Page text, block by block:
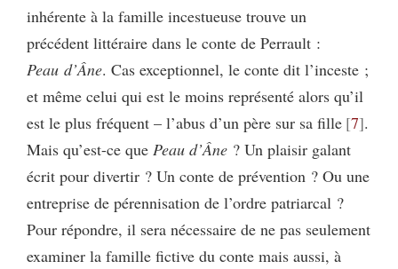
inhérente à la famille incestueuse trouve un
précédent littéraire dans le conte de Perrault :
Peau d’Âne. Cas exceptionnel, le conte dit l’inceste ;
et même celui qui est le moins représenté alors qu’il
est le plus fréquent – l’abus d’un père sur sa fille 7 .
Mais qu’est-ce que Peau d’Âne ? Un plaisir galant
écrit pour divertir ? Un conte de prévention ? Ou une
entreprise de pérennisation de l’ordre patriarcal ?
Pour répondre, il sera nécessaire de ne pas seulement
examiner la famille fictive du conte mais aussi, à